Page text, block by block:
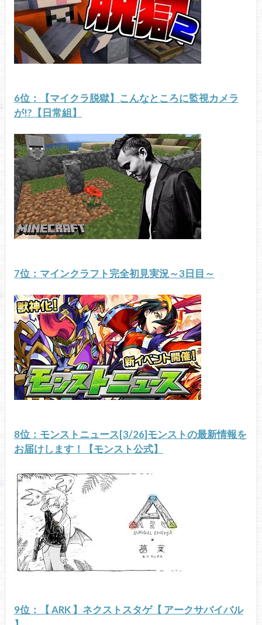
6位：【マイクラ脱獄】こんなところに監視カメラ
が!?【日常組】
7位：マインクラフト完全初見実況～3日目～
8位：モンストニュース[3/26]モンストの最新情報を
お届けします！【モンスト公式】
9位：【 ARK 】ネクストスタゲ【 アークサバイバル